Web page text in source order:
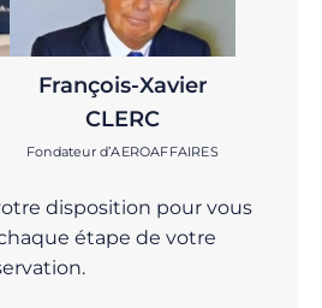
François-Xavier
CLERC
Fondateur d’AEROAFFAIRES
disposition pour vous
étape de votre